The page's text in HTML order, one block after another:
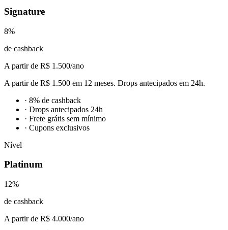
Signature
8%
de cashback
A partir de R$ 1.500/ano
A partir de R$ 1.500 em 12 meses. Drops antecipados em 24h.
· 8% de cashback
· Drops antecipados 24h
· Frete grátis sem mínimo
· Cupons exclusivos
Nível
Platinum
12%
de cashback
A partir de R$ 4.000/ano